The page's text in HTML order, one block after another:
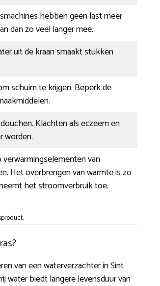
hebben geen last meer
dan zo veel langer mee.
uit de kraan smaakt stukken
schuim te krijgen. Beperk de
Klachten als eczeem en
worden.
van
Het overbrengen van warmte is zo
het stroomverbruik toe.
van een waterverzachter in Sint
water biedt langere levensduur van